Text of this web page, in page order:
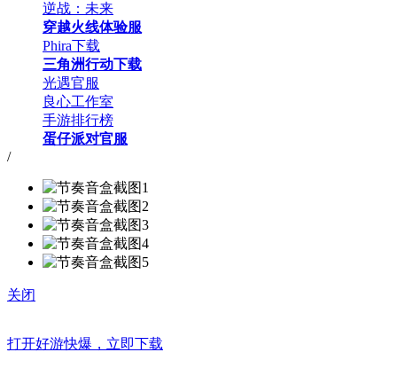
逆战：未来
穿越火线体验服
Phira下载
三角洲行动下载
光遇官服
良心工作室
手游排行榜
蛋仔派对官服
/
关闭
打开好游快爆，立即下载